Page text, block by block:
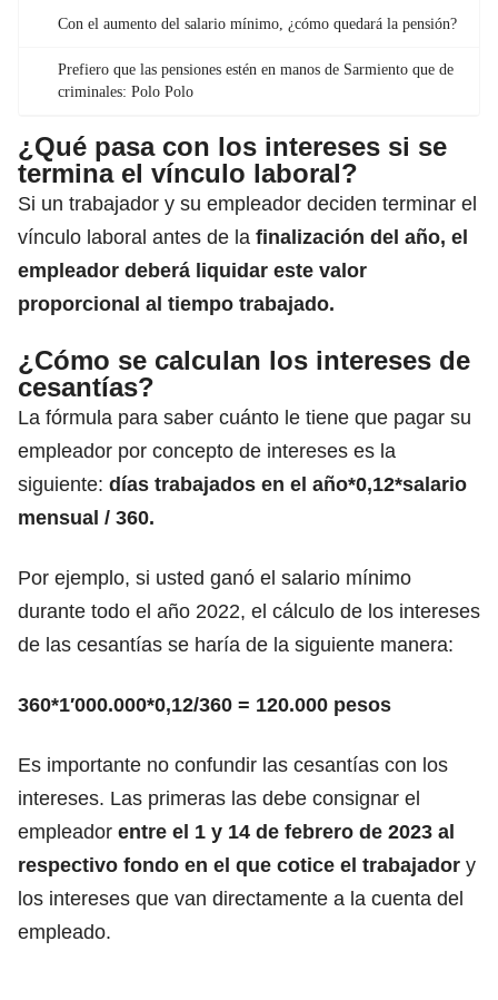
Con el aumento del salario mínimo, ¿cómo quedará la pensión?
Prefiero que las pensiones estén en manos de Sarmiento que de
criminales: Polo Polo
¿Qué pasa con los intereses si se
termina el vínculo laboral?
Si un trabajador y su empleador deciden terminar el
vínculo laboral antes de la finalización del año, el
empleador deberá liquidar este valor
proporcional al tiempo trabajado.
¿Cómo se calculan los intereses de
cesantías?
La fórmula para saber cuánto le tiene que pagar su
empleador por concepto de intereses es la
siguiente: días trabajados en el año*0,12*salario
mensual / 360.
Por ejemplo, si usted ganó el salario mínimo
durante todo el año 2022, el cálculo de los intereses
de las cesantías se haría de la siguiente manera:
360*1′000.000*0,12/360 = 120.000 pesos
Es importante no confundir las cesantías con los
intereses. Las primeras las debe consignar el
empleador entre el 1 y 14 de febrero de 2023 al
respectivo fondo en el que cotice el trabajador y
los intereses que van directamente a la cuenta del
empleado.